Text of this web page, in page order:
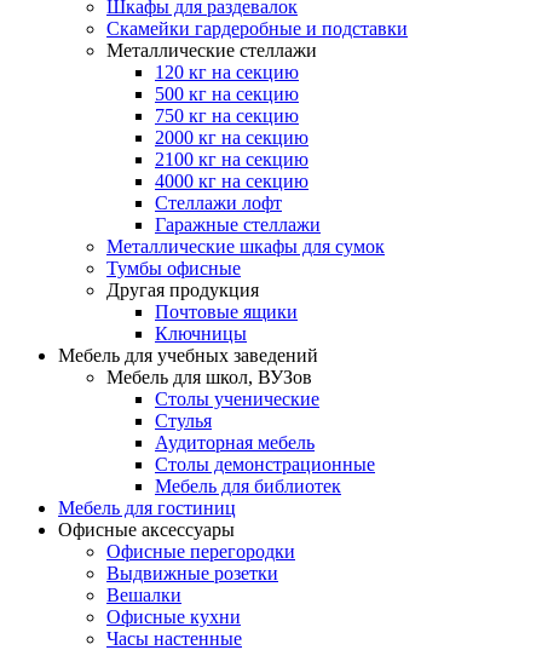
Шкафы для раздевалок
Скамейки гардеробные и подставки
Металлические стеллажи
120 кг на секцию
500 кг на секцию
750 кг на секцию
2000 кг на секцию
2100 кг на секцию
4000 кг на секцию
Стеллажи лофт
Гаражные стеллажи
Металлические шкафы для сумок
Тумбы офисные
Другая продукция
Почтовые ящики
Ключницы
Мебель для учебных заведений
Мебель для школ, ВУЗов
Столы ученические
Стулья
Аудиторная мебель
Столы демонстрационные
Мебель для библиотек
Мебель для гостиниц
Офисные аксессуары
Офисные перегородки
Выдвижные розетки
Вешалки
Офисные кухни
Часы настенные